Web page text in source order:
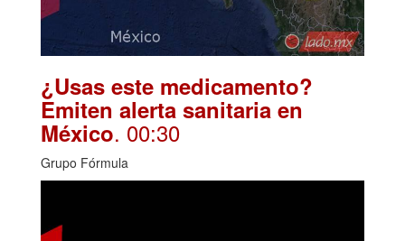
¿Usas este medicamento?
Emiten alerta sanitaria en
México. 00:30
Grupo Fórmula